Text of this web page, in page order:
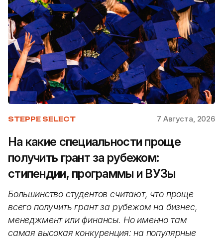
STEPPE SELECT 7 Августа, 2026
На какие специальности проще
получить грант за рубежом:
стипендии, программы и ВУЗы
Большинство студентов считают, что проще
всего получить грант за рубежом на бизнес,
менеджмент или финансы. Но именно там
самая высокая конкуренция: на популярные